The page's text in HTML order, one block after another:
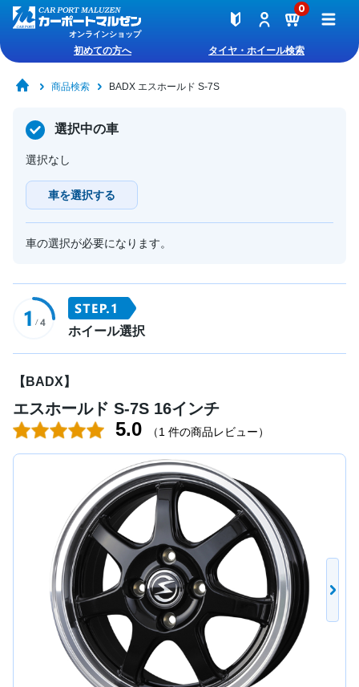
オンラインショップ
0
初めての方へ タイヤ・ホイール検索
商品検索 BADX エスホールド S-7S
選択中の車
選択なし
車を選択する
車の選択が必要になります。
ホイール選択
【BADX】
エスホールド S-7S 16インチ
5.0 （1 件の商品レビュー）